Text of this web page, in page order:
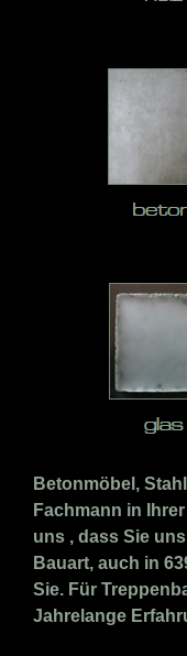
Betonmöbel,
Fachmann in
uns , dass Sie
Bauart, auch in
Sie. Für
Jahrelange